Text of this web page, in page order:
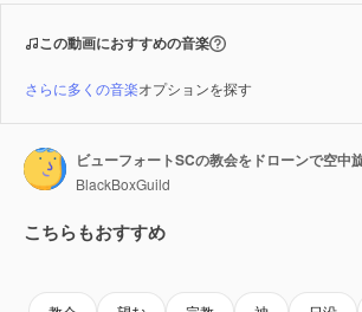
この動画におすすめの音楽
さらに多くの音楽オプションを探す
ビューフォートSCの教会をドローンで空中旋
BlackBoxGuild
こちらもおすすめ